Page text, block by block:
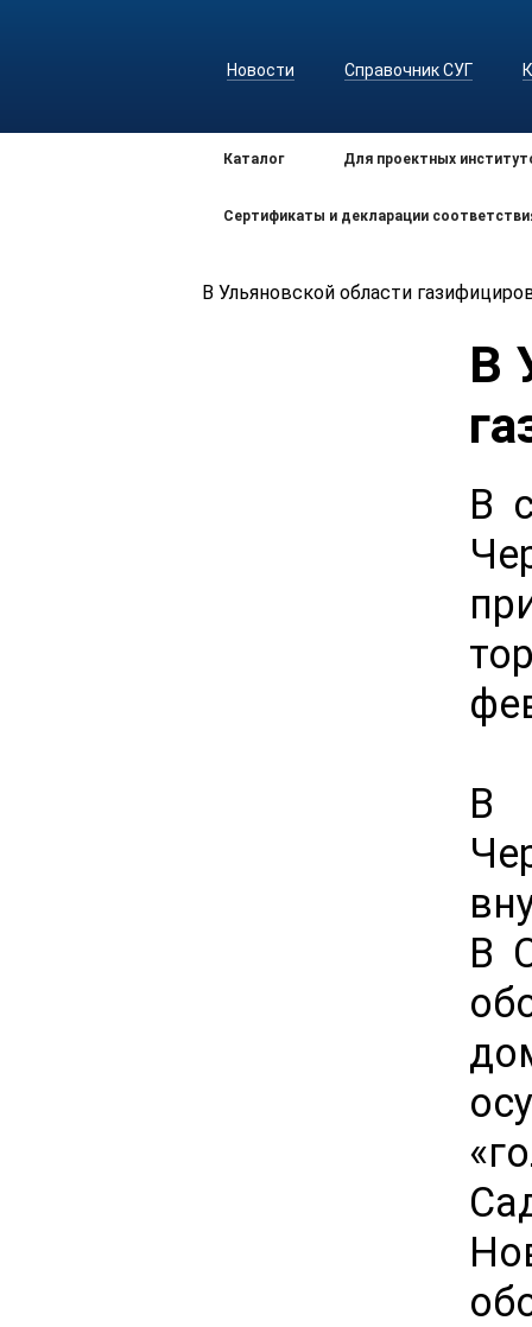
Новости Справочник СУГ
Каталог Для проектных
Сертификаты и декларации
В Ульяновской области
В
В
В
В